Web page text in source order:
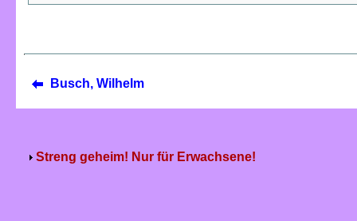
Busch, Wilhelm
Streng geheim! Nur für Erwachsene!